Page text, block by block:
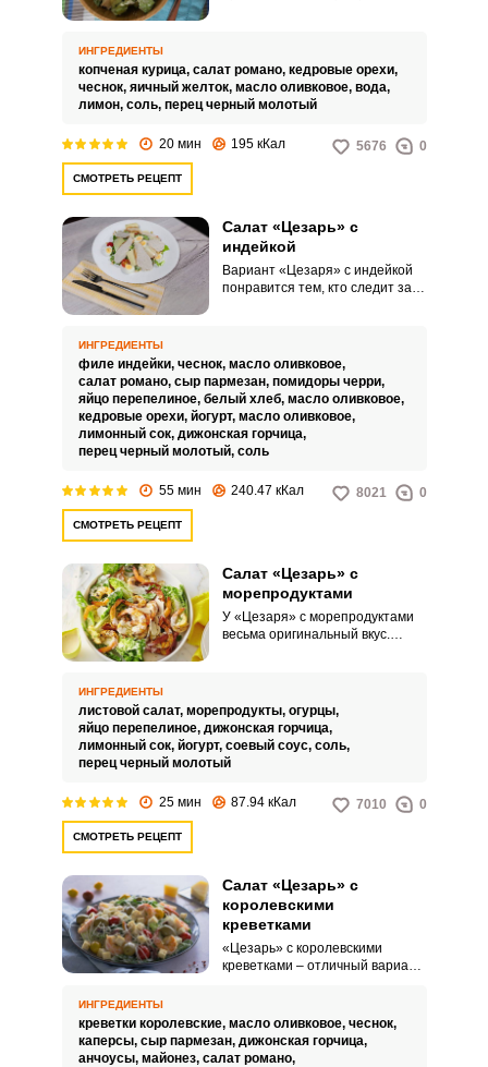
вкус. Заправка, предложенная в
рецепте, делает салат сочным и
пикантным.
ИНГРЕДИЕНТЫ
копченая курица, салат романо, кедровые орехи,
чеснок, яичный желток, масло оливковое, вода,
лимон, соль, перец черный молотый
20 мин 195 кКал 5676 0
СМОТРЕТЬ РЕЦЕПТ
Салат «Цезарь» с
индейкой
Вариант «Цезаря» с индейкой
понравится тем, кто следит за
калорий при большом
количестве питательных
веществ.
ИНГРЕДИЕНТЫ
филе индейки, чеснок, масло оливковое,
салат романо, сыр пармезан, помидоры черри,
яйцо перепелиное, белый хлеб, масло оливковое,
кедровые орехи, йогурт, масло оливковое,
лимонный сок, дижонская горчица,
перец черный молотый, соль
55 мин 240.47 кКал 8021 0
СМОТРЕТЬ РЕЦЕПТ
Салат «Цезарь» с
морепродуктами
У «Цезаря» с морепродуктами
весьма оригинальный вкус.
насыщенным.
ИНГРЕДИЕНТЫ
листовой салат, морепродукты, огурцы,
яйцо перепелиное, дижонская горчица,
лимонный сок, йогурт, соевый соус, соль,
перец черный молотый
25 мин 87.94 кКал 7010 0
СМОТРЕТЬ РЕЦЕПТ
Салат «Цезарь» с
королевскими
креветками
«Цезарь» с королевскими
креветками – отличный вариант
альтернативу.
ИНГРЕДИЕНТЫ
креветки королевские, масло оливковое, чеснок,
каперсы, сыр пармезан, дижонская горчица,
анчоусы, майонез, салат романо,